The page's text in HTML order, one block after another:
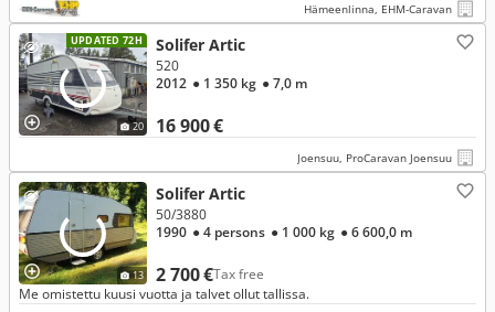
Hämeenlinna, EHM-Caravan
UPDATED 72H
20
Solifer Artic
16 900 €
520
2012 ● 1 350 kg ● 7,0 m
Joensuu, ProCaravan Joensuu
13
Solifer Artic
2 700 €Tax free
50/3880
1990 ● 4 persons ● 1 000 kg ● 6 600,0 m
Me omistettu kuusi vuotta ja talvet ollut tallissa.